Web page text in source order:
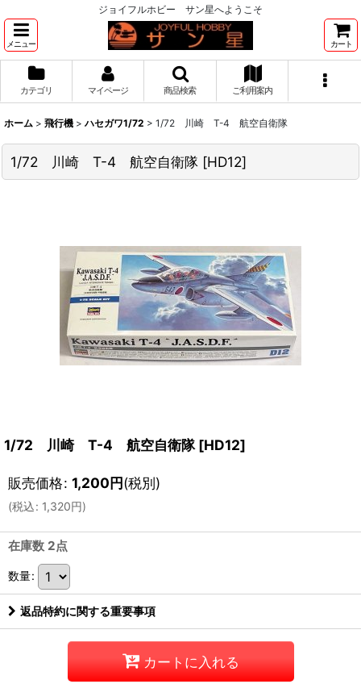
ジョイフルホビー サン星へようこそ
メニュー カート
カテゴリ マイページ 商品検索 ご利用案内
ホーム > 飛行機 > ハセガワ1/72 > 1/72 川崎 T-4 航空自衛隊
1/72 川崎 T-4 航空自衛隊 [HD12]
1/72 川崎 T-4 航空自衛隊 [HD12]
販売価格: 1,200円(税別)
(税込: 1,320円)
在庫数 2点
数量:
返品特約に関する重要事項
カートに入れる